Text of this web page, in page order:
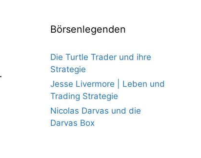
Börsenlegenden
Die Turtle Trader und ihre
Strategie
Jesse Livermore | Leben und
Trading Strategie
Nicolas Darvas und die
Darvas Box